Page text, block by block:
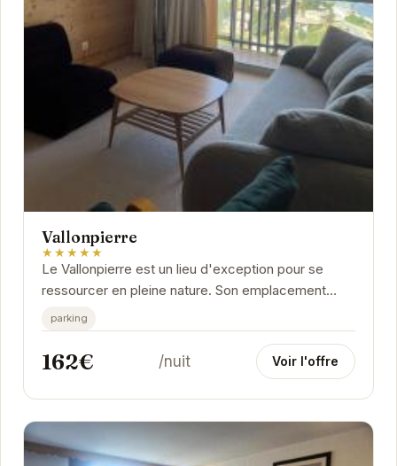
Vallonpierre
★★★★★
Le Vallonpierre est un lieu d'exception pour se
ressourcer en pleine nature. Son emplacement
privilégié offre un accès facile aux activités de...
parking
162€ /nuit Voir l'offre